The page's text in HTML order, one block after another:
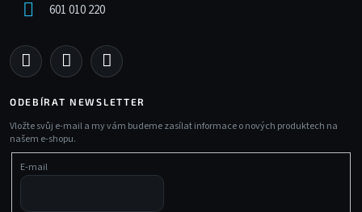
601 010 220
ODEBÍRAT NEWSLETTER
Vložte svůj e-mail a my vám budeme zasílat informace o nových produktech na
našem e-shopu.
E-mail